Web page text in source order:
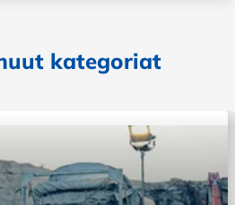
kategoriat